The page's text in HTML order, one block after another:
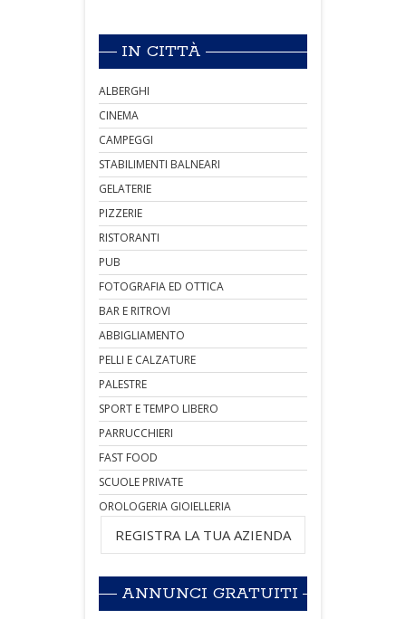
IN CITTÀ
ALBERGHI
CINEMA
CAMPEGGI
STABILIMENTI BALNEARI
GELATERIE
PIZZERIE
RISTORANTI
PUB
FOTOGRAFIA ED OTTICA
BAR E RITROVI
ABBIGLIAMENTO
PELLI E CALZATURE
PALESTRE
SPORT E TEMPO LIBERO
PARRUCCHIERI
FAST FOOD
SCUOLE PRIVATE
OROLOGERIA GIOIELLERIA
REGISTRA LA TUA AZIENDA
ANNUNCI GRATUITI